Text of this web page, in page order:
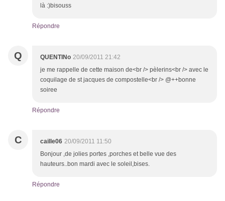
là :)bisouss
Répondre
Q QUENTINo 20/09/2011 21:42
je me rappelle de cette maison de<br /> pèlerins<br /> avec le
coquilage de st jacques de compostelle<br /> @++bonne
soiree
Répondre
C caille06 20/09/2011 11:50
Bonjour ,de jolies portes ,porches et belle vue des
hauteurs..bon mardi avec le soleil,bises.
Répondre